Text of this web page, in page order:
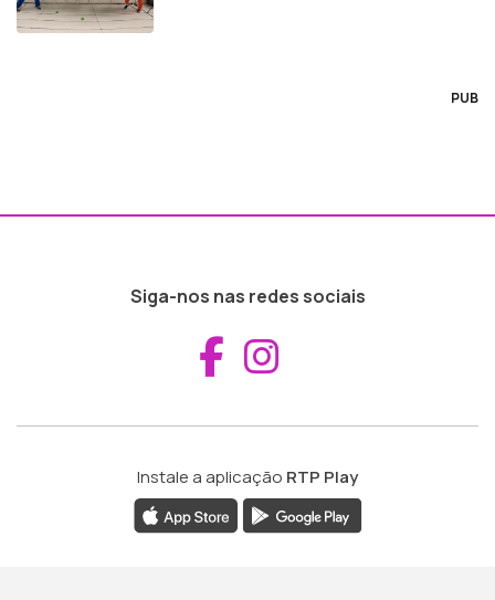
PUB
Siga-nos nas redes sociais
Aceder ao
Instale a aplicação RTP Play